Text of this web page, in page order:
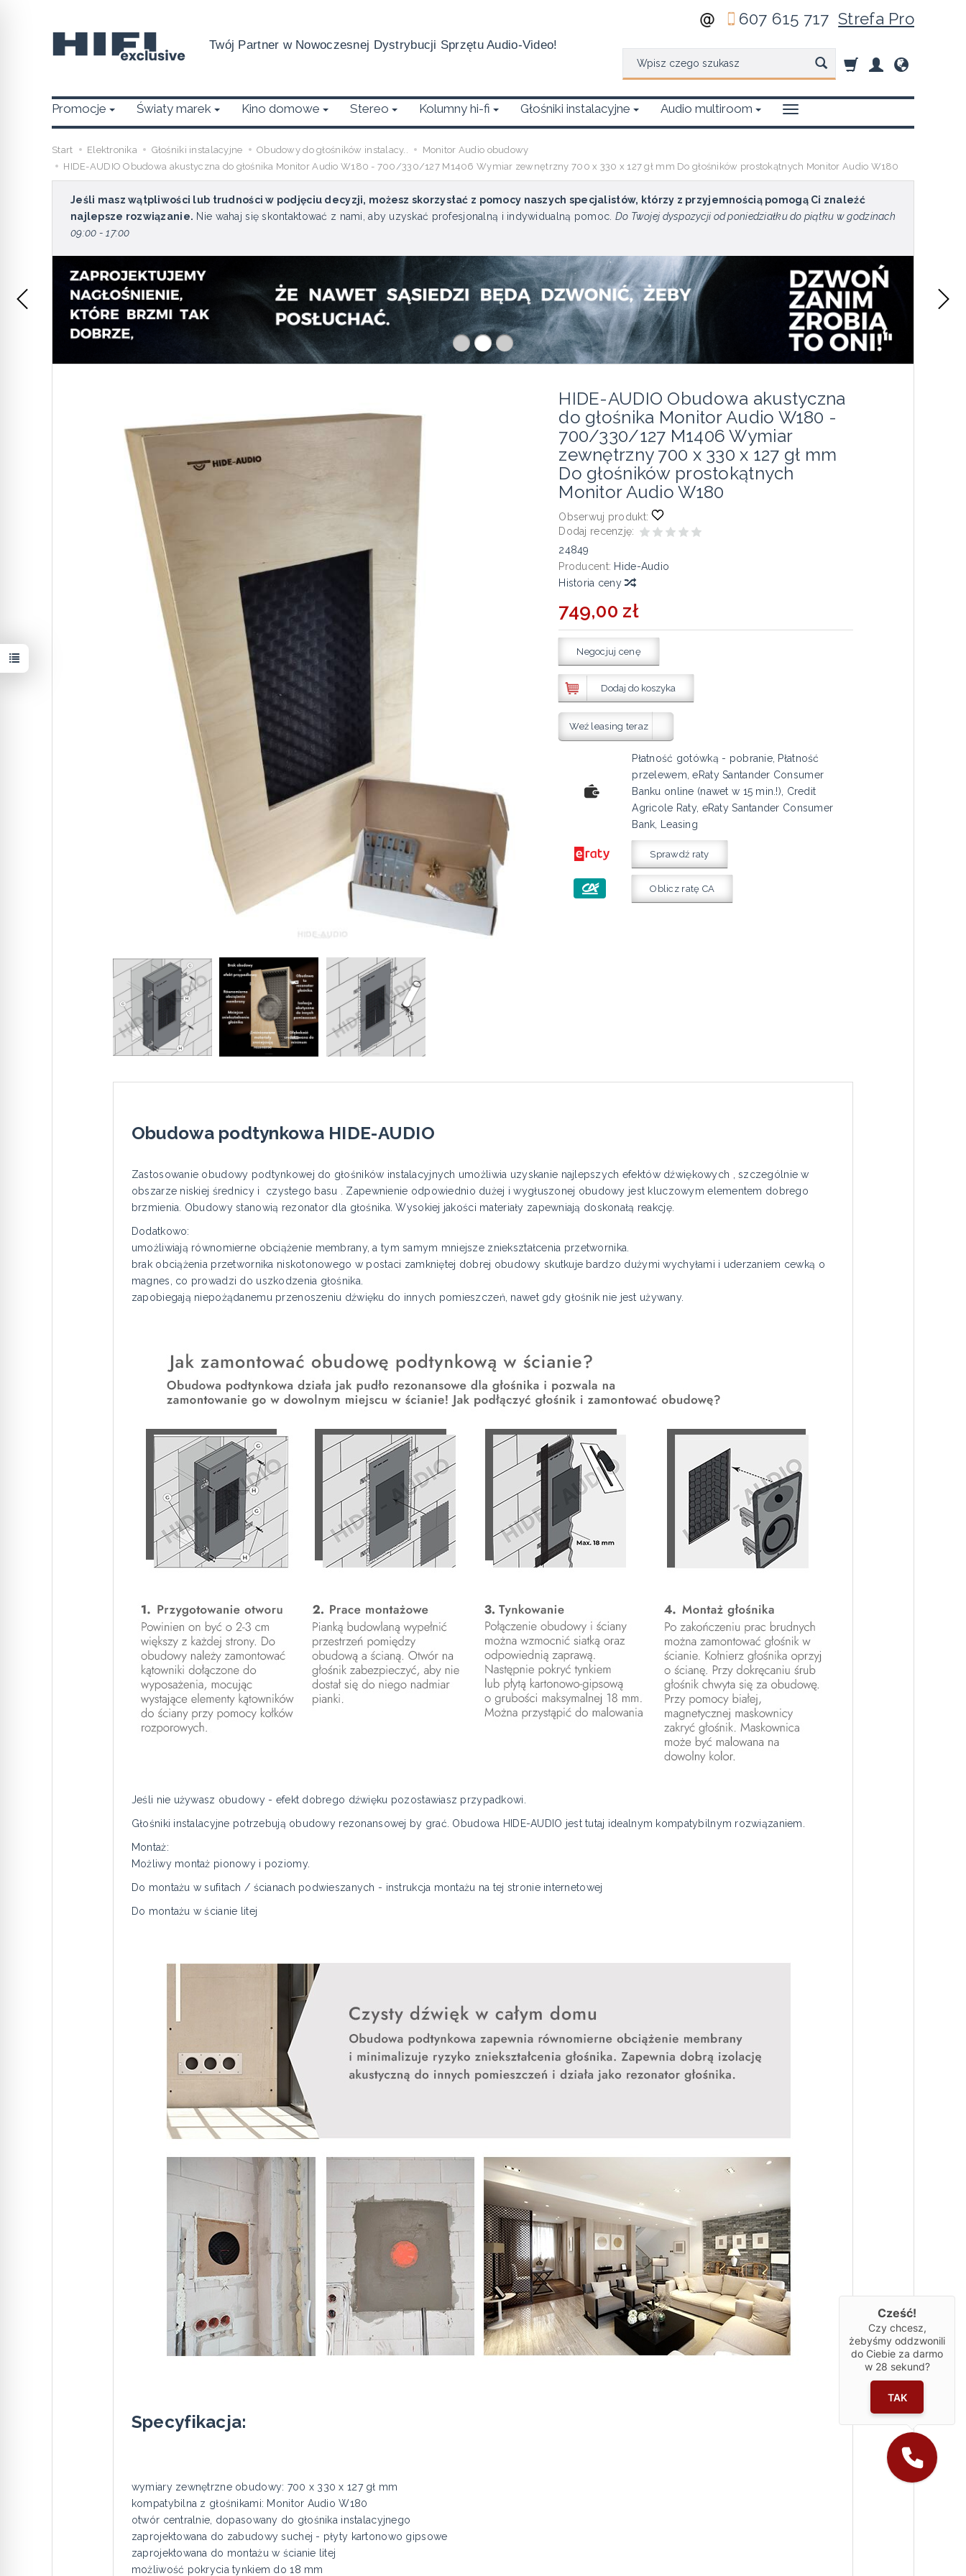
Twój Partner w Nowoczesnej Dystrybucji Sprzętu Audio-Video!
607 615 717Strefa Pro
Promocje Światy marek Kino domowe Stereo Kolumny hi-fi Głośniki instalacyjne Audio multiroom
Start Elektronika Głośniki instalacyjne Obudowy do głośników instalacy..
Monitor Audio obudowy
HIDE-AUDIO Obudowa akustyczna do głośnika Monitor Audio W180 - 700/330/127 M1406 Wymiar zewnętrzny 700 x 330 x 127 gł mm Do głośników prostokątnych Monitor Audio W180
Jeśli masz wątpliwości lub trudności w podjęciu decyzji, możesz skorzystać z pomocy naszych specjalistów, którzy z przyjemnością pomogą Ci znaleźć
najlepsze rozwiązanie. Nie wahaj się skontaktować z nami, aby uzyskać profesjonalną i indywidualną pomoc. Do Twojej dyspozycji od poniedziałku do piątku w godzinach
09:00 - 17:00
HIDE-AUDIO Obudowa akustyczna
do głośnika Monitor Audio W180 -
700/330/127 M1406 Wymiar
zewnętrzny 700 x 330 x 127 gł mm
Do głośników prostokątnych
Monitor Audio W180
Obserwuj produkt:
Dodaj recenzję:
24849
Producent: Hide-Audio
Historia ceny
749,00 zł
Negocjuj cenę
Dodaj do koszyka
Weź leasing teraz
Płatność gotówką - pobranie, Płatność
przelewem, eRaty Santander Consumer
Banku online (nawet w 15 min.!), Credit
Agricole Raty, eRaty Santander Consumer
Bank, Leasing
Sprawdź raty
Oblicz ratę CA
Obudowa podtynkowa HIDE-AUDIO
Zastosowanie obudowy podtynkowej do głośników instalacyjnych umożliwia uzyskanie najlepszych efektów dźwiękowych , szczególnie w
obszarze niskiej średnicy i czystego basu . Zapewnienie odpowiednio dużej i wygłuszonej obudowy jest kluczowym elementem dobrego
brzmienia. Obudowy stanowią rezonator dla głośnika. Wysokiej jakości materiały zapewniają doskonałą reakcję.
Dodatkowo:
umożliwiają równomierne obciążenie membrany, a tym samym mniejsze zniekształcenia przetwornika.
brak obciążenia przetwornika niskotonowego w postaci zamkniętej dobrej obudowy skutkuje bardzo dużymi wychyłami i uderzaniem cewką o
magnes, co prowadzi do uszkodzenia głośnika.
zapobiegają niepożądanemu przenoszeniu dźwięku do innych pomieszczeń, nawet gdy głośnik nie jest używany.
Jeśli nie używasz obudowy - efekt dobrego dźwięku pozostawiasz przypadkowi.
Głośniki instalacyjne potrzebują obudowy rezonansowej by grać. Obudowa HIDE-AUDIO jest tutaj idealnym kompatybilnym rozwiązaniem.
Montaż:
Możliwy montaż pionowy i poziomy.
Do montażu w sufitach / ścianach podwieszanych - instrukcja montażu na tej stronie internetowej
Do montażu w ścianie litej
Specyfikacja:
wymiary zewnętrzne obudowy: 700 x 330 x 127 gł mm
kompatybilna z głośnikami: Monitor Audio W180
otwór centralnie, dopasowany do głośnika instalacyjnego
zaprojektowana do zabudowy suchej - płyty kartonowo gipsowe
zaprojektowana do montażu w ścianie litej
możliwość pokrycia tynkiem do 18 mm
Cześć!
Czy chcesz,
żebyśmy oddzwonili
do Ciebie za darmo
w 28 sekund?
TAK